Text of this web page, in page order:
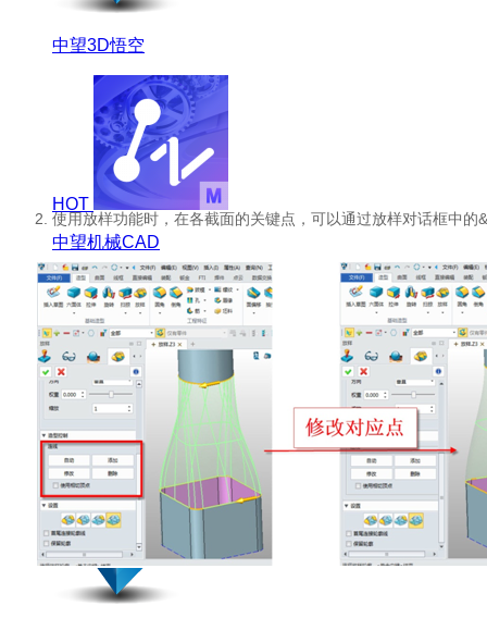
中望3D悟空
HOT
中望机械CAD
中望仿真
2. 使用放样功能时，在各截面的关键点，可以通过放样对话框中